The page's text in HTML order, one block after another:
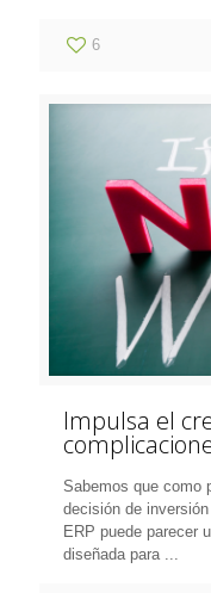
6
Impulsa el
Sabemos que como
decisión de
ERP puede parecer
diseñada para ...